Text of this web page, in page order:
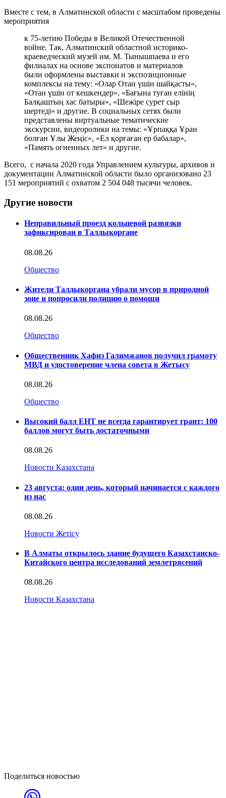
Вместе с тем, в Алматинской области с масштабом проведены
мероприятия
к 75-летию Победы в Великой Отечественной
войне. Так, Алматинский областной историко-
краеведческий музей им. М. Тынышпаева и его
филиалах на основе экспонатов и материалов
были оформлены выставки и экспозиционные
комплексы на тему: «Олар Отан үшін шайқасты»,
«Отан үшін от кешкендер», «Бағына туған елінің
Балқаштың хас батыры», «Шежіре сурет сыр
шертеді» и другие. В социальных сетях были
представлены виртуальные тематические
экскурсии, видеоролики на темы: «Ұрпаққа Ұран
болған Ұлы Жеңіс», «Ел қорғаған ер бабалар»,
«Память огненных лет» и другие.
Всего, с начала 2020 года Управлением культуры, архивов и
документации Алматинской области было организовано 23
151 мероприятий с охватом 2 504 048 тысячи человек.
Другие новости
Неправильный проезд кольцевой развязки
зафиксирован в Талдыкоргане
08.08.26
Общество
Жители Талдыкоргана убрали мусор в природной
зоне и попросили полицию о помощи
08.08.26
Общество
Общественник Хафиз Галимжанов получил грамоту
МВД и удостоверение члена совета в Жетысу
08.08.26
Общество
Высокий балл ЕНТ не всегда гарантирует грант: 100
баллов могут быть достаточными
08.08.26
Новости Казахстана
23 августа: один день, который начинается с каждого
из нас
08.08.26
Новости Жетісу
В Алматы открылось здание будущего Казахстанско-
Китайского центра исследований землетрясений
08.08.26
Новости Казахстана
Поделиться новостью